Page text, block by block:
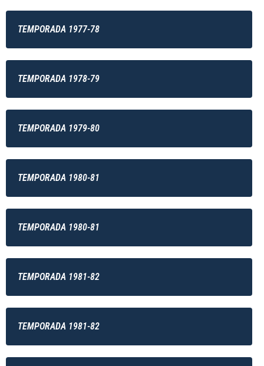
TEMPORADA 1977-78
TEMPORADA 1978-79
TEMPORADA 1979-80
TEMPORADA 1980-81
TEMPORADA 1980-81
TEMPORADA 1981-82
TEMPORADA 1981-82